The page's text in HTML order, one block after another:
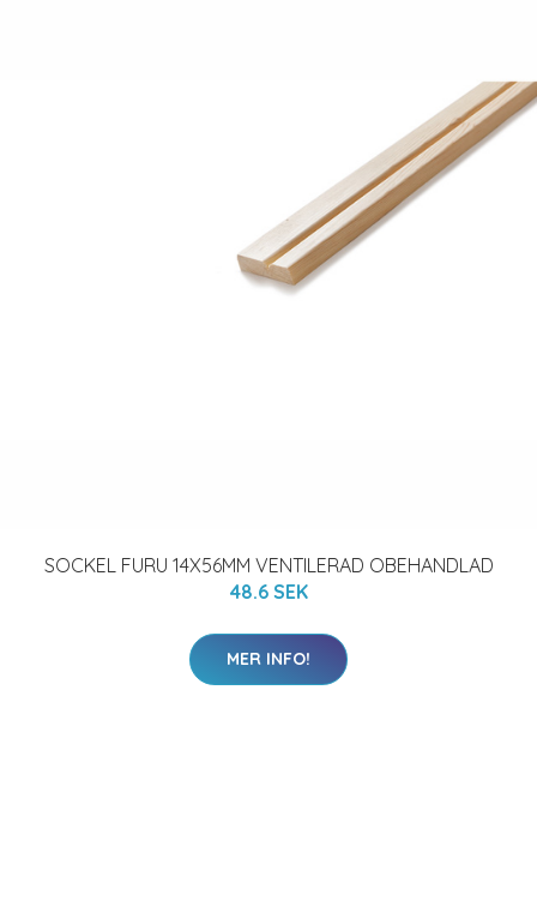
SOCKEL FURU 14X56MM VENTILERAD OBEHANDLAD
48.6 SEK
MER INFO!